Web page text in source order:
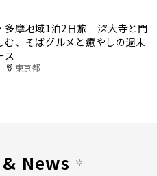
多摩地域1泊2日旅｜深大寺と門
む、そばグルメと癒やしの週末
ス
東京都
News